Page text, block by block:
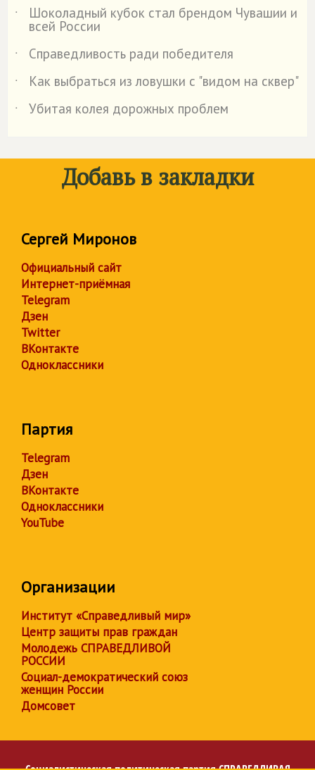
˙
Шоколадный кубок стал брендом Чувашии и
всей России
˙
Справедливость ради победителя
˙
Как выбраться из ловушки с "видом на сквер"
˙
Убитая колея дорожных проблем
Добавь в закладки
Сергей Миронов
Официальный сайт
Интернет-приёмная
Telegram
Дзен
Twitter
ВКонтакте
Одноклассники
Партия
Telegram
Дзен
ВКонтакте
Одноклассники
YouTube
Организации
Институт «Справедливый мир»
Центр защиты прав граждан
Молодежь СПРАВЕДЛИВОЙ
РОССИИ
Социал-демократический союз
женщин России
Домсовет